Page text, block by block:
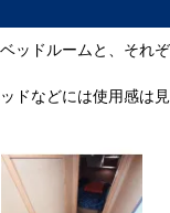
ッドルームと、それぞ
ドなどには使用感は見